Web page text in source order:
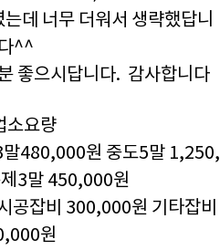
데 너무 더워서 생략했답니
다^^
좋으시답니다. 감사합니다
소요량
480,000원 중도5말 1,250,
3말 450,000원
공잡비 300,000원 기타잡비
원